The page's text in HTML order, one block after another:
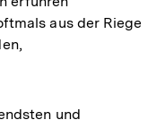
aus der Riege
und